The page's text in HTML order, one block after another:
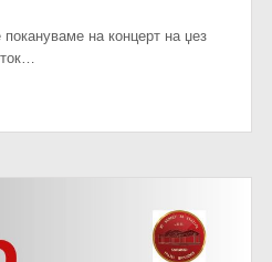
на концерт на џез